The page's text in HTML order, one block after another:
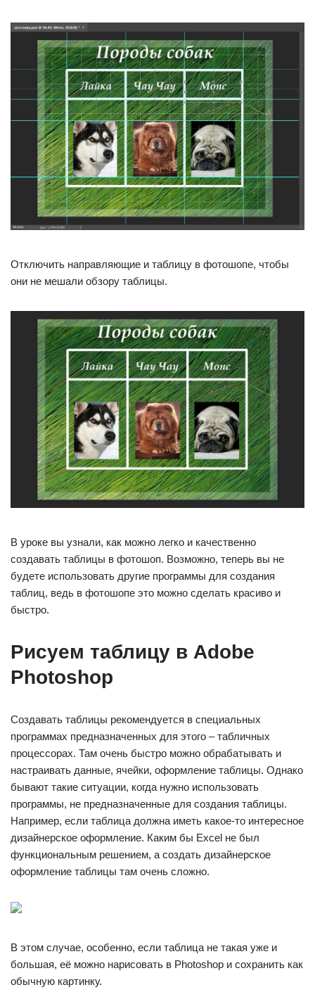
Отключить направляющие и таблицу в фотошопе, чтобы
они не мешали обзору таблицы.
В уроке вы узнали, как можно легко и качественно
создавать таблицы в фотошоп. Возможно, теперь вы не
будете использовать другие программы для создания
таблиц, ведь в фотошопе это можно сделать красиво и
быстро.
Рисуем таблицу в Adobe
Photoshop
Создавать таблицы рекомендуется в специальных
программах предназначенных для этого – табличных
процессорах. Там очень быстро можно обрабатывать и
настраивать данные, ячейки, оформление таблицы. Однако
бывают такие ситуации, когда нужно использовать
программы, не предназначенные для создания таблицы.
Например, если таблица должна иметь какое-то интересное
дизайнерское оформление. Каким бы Excel не был
функциональным решением, а создать дизайнерское
оформление таблицы там очень сложно.
В этом случае, особенно, если таблица не такая уже и
большая, её можно нарисовать в Photoshop и сохранить как
обычную картинку.